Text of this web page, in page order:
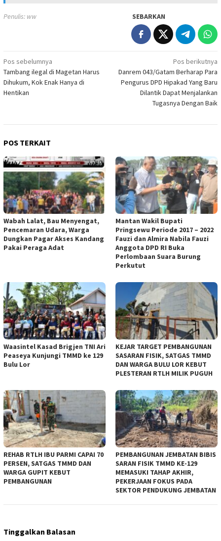
Penulis: ww SEBARKAN
Navigasi
pos
Pos sebelumnya
Tambang ilegal di Magetan Harus
Dihukum, Kok Enak Hanya di
Hentikan
Pos berikutnya
Danrem 043/Gatam Berharap Para
Pengurus DPD Hipakad Yang Baru
Dilantik Dapat Menjalankan
Tugasnya Dengan Baik
POS TERKAIT
Wabah Lalat, Bau Menyengat,
Pencemaran Udara, Warga
Dungkan Pagar Akses Kandang
Pakai Peraga Adat
Mantan Wakil Bupati
Pringsewu Periode 2017 – 2022
Fauzi dan Almira Nabila Fauzi
Anggota DPD RI Buka
Perlombaan Suara Burung
Perkutut
Waasintel Kasad Brigjen TNI Ari
Peaseya Kunjungi TMMD ke 129
Bulu Lor
KEJAR TARGET PEMBANGUNAN
SASARAN FISIK, SATGAS TMMD
DAN WARGA BULU LOR KEBUT
PLESTERAN RTLH MILIK PUGUH
REHAB RTLH IBU PARMI CAPAI 70
PERSEN, SATGAS TMMD DAN
WARGA GUPIT KEBUT
PEMBANGUNAN
PEMBANGUNAN JEMBATAN BIBIS
SARAN FISIK TMMD KE-129
MEMASUKI TAHAP AKHIR,
PEKERJAAN FOKUS PADA
SEKTOR PENDUKUNG JEMBATAN
Tinggalkan Balasan